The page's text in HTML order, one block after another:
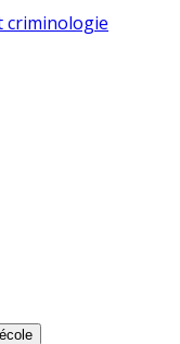
criminologie